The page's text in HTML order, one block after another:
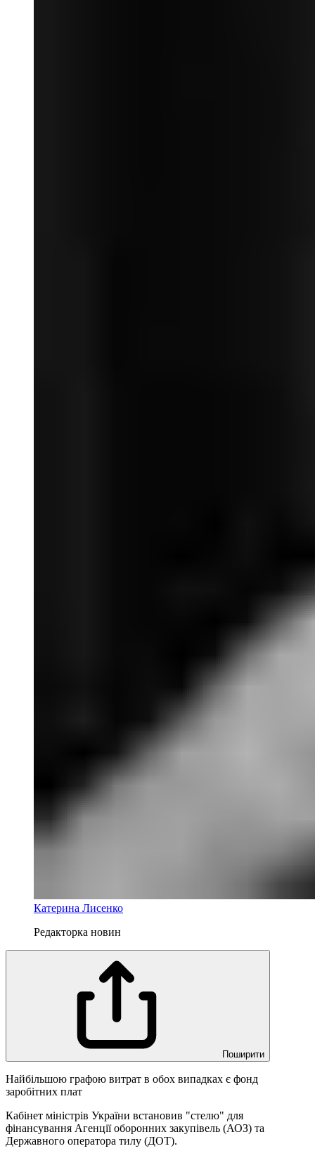
Катерина Лисенко
Редакторка новин
Поширити
Найбільшою графою витрат в обох випадках є фонд
заробітних плат
Кабінет міністрів України встановив "стелю" для
фінансування Агенції оборонних закупівель (АОЗ) та
Державного оператора тилу (ДОТ).